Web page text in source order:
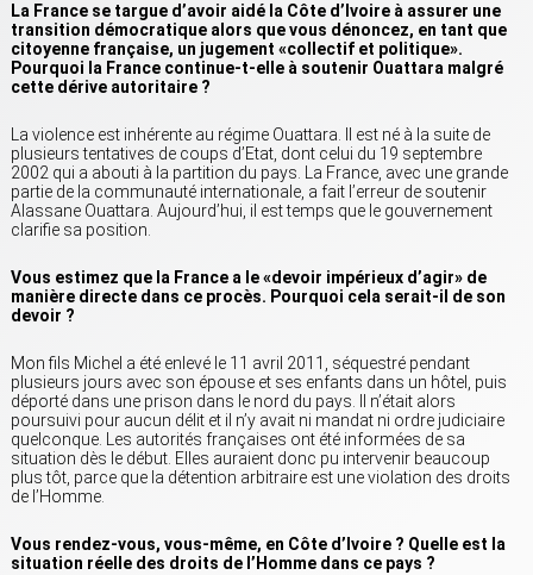
La France se targue d’avoir aidé la Côte d’Ivoire à assurer une
transition démocratique alors que vous dénoncez, en tant que
citoyenne française, un jugement «collectif et politique».
Pourquoi la France continue-t-elle à soutenir Ouattara malgré
cette dérive autoritaire ?
La violence est inhérente au régime Ouattara. Il est né à la suite de
plusieurs tentatives de coups d’Etat, dont celui du 19 septembre
2002 qui a abouti à la partition du pays. La France, avec une grande
partie de la communauté internationale, a fait l’erreur de soutenir
Alassane Ouattara. Aujourd’hui, il est temps que le gouvernement
clarifie sa position.
Vous estimez que la France a le «devoir impérieux d’agir» de
manière directe dans ce procès. Pourquoi cela serait-il de son
devoir ?
Mon fils Michel a été enlevé le 11 avril 2011, séquestré pendant
plusieurs jours avec son épouse et ses enfants dans un hôtel, puis
déporté dans une prison dans le nord du pays. Il n’était alors
poursuivi pour aucun délit et il n’y avait ni mandat ni ordre judiciaire
quelconque. Les autorités françaises ont été informées de sa
situation dès le début. Elles auraient donc pu intervenir beaucoup
plus tôt, parce que la détention arbitraire est une violation des droits
de l’Homme.
Vous rendez-vous, vous-même, en Côte d’Ivoire ? Quelle est la
situation réelle des droits de l’Homme dans ce pays ?